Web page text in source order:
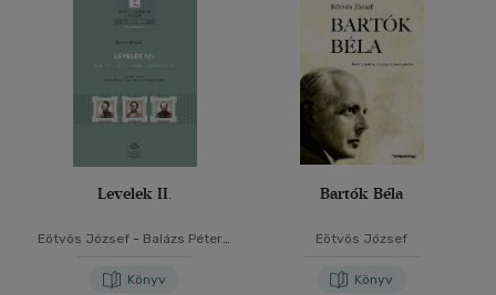
Levelek II.
Eötvös József- Balázs Péter-
Könyv
Bartók Béla
Eötvös József
Könyv